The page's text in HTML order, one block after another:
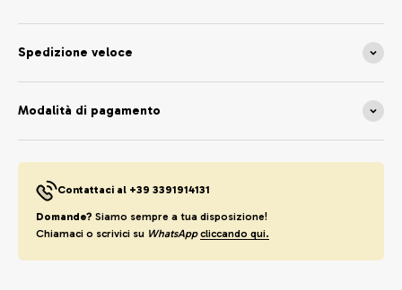
Spedizione veloce
Modalità di pagamento
Contattaci al +39 3391914131
Domande? Siamo sempre a tua disposizione!
Chiamaci o scrivici su WhatsAppcliccando qui.